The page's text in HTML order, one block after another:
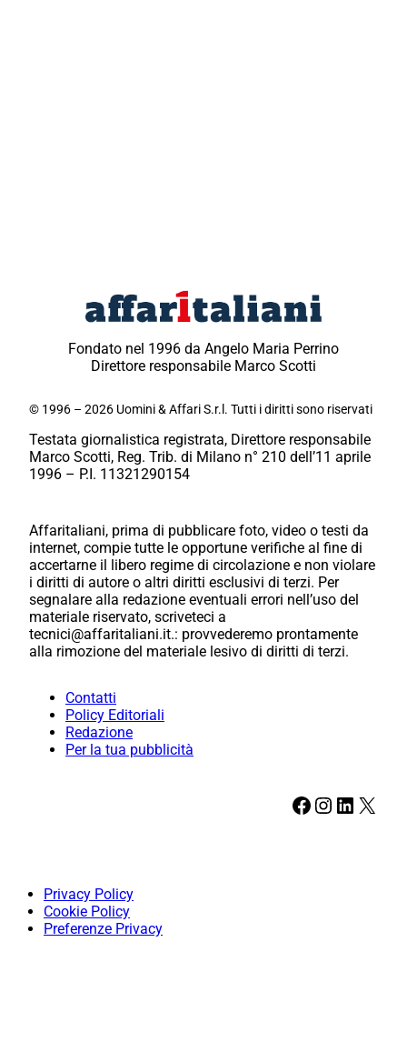
Fondato nel 1996 da Angelo Maria Perrino
Direttore responsabile Marco Scotti
© 1996 – 2026 Uomini & Affari S.r.l. Tutti i diritti sono riservati
Testata giornalistica registrata, Direttore responsabile
Marco Scotti, Reg. Trib. di Milano n° 210 dell’11 aprile
1996 – P.I. 11321290154
Affaritaliani, prima di pubblicare foto, video o testi da
internet, compie tutte le opportune verifiche al fine di
accertarne il libero regime di circolazione e non violare
i diritti di autore o altri diritti esclusivi di terzi. Per
segnalare alla redazione eventuali errori nell’uso del
materiale riservato, scriveteci a
tecnici@affaritaliani.it.: provvederemo prontamente
alla rimozione del materiale lesivo di diritti di terzi.
Contatti
Policy Editoriali
Redazione
Per la tua pubblicità
Facebook Instagram LinkedIn X
Privacy Policy
Cookie Policy
Preferenze Privacy